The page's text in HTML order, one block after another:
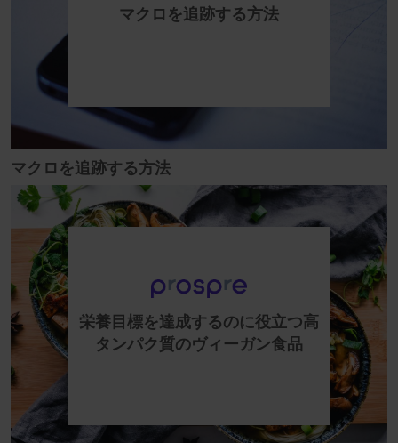
マクロを追跡する方法
マクロを追跡する方法
栄養目標を達成するのに役立つ高
タンパク質のヴィーガン食品